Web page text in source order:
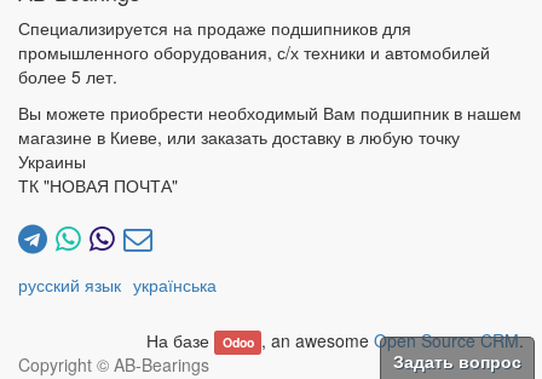
Специализируется на продаже подшипников для
промышленного оборудования, с/х техники и автомобилей
более 5 лет.
Вы можете приобрести необходимый Вам подшипник в нашем
магазине в Киеве, или заказать доставку в любую точку
Украины
ТК "НОВАЯ ПОЧТА"
русский язык українська
На базе Odoo , an awesome Open Source CRM.
Copyright © AB-Bearings Задать вопрос